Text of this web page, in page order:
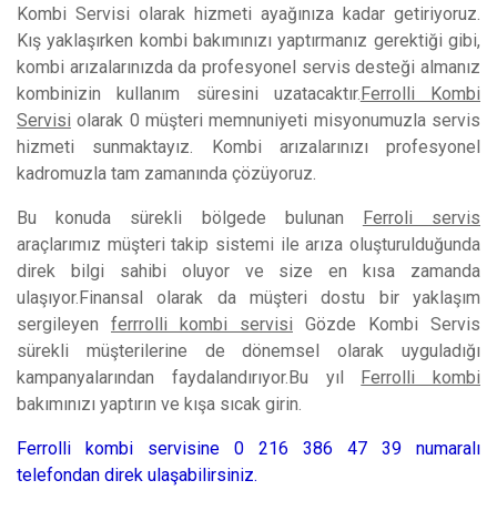
Kombi Servisi olarak hizmeti ayağınıza kadar getiriyoruz.
Kış yaklaşırken kombi bakımınızı yaptırmanız gerektiği gibi,
kombi arızalarınızda da profesyonel servis desteği almanız
kombinizin kullanım süresini uzatacaktır. Ferrolli Kombi
Servisi olarak 0 müşteri memnuniyeti misyonumuzla servis
hizmeti sunmaktayız. Kombi arızalarınızı profesyonel
kadromuzla tam zamanında çözüyoruz.
Bu konuda sürekli bölgede bulunan
Ferroli servis
araçlarımız müşteri takip sistemi ile arıza oluşturulduğunda
direk bilgi sahibi oluyor ve size en kısa zamanda
ulaşıyor.Finansal olarak da müşteri dostu bir yaklaşım
sergileyen ferrrolli kombi servisi Gözde Kombi Servis
sürekli müşterilerine de dönemsel olarak uyguladığı
kampanyalarından faydalandırıyor.Bu yıl
Ferrolli kombi
bakımınızı yaptırın ve kışa sıcak girin.
Ferrolli kombi servisine 0 216 386 47 39 numaralı
telefondan direk ulaşabilirsiniz.